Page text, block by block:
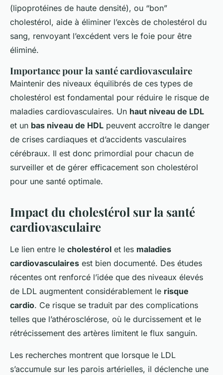
(lipoprotéines de haute densité), ou “bon”
cholestérol, aide à éliminer l’excès de cholestérol du
sang, renvoyant l’excédent vers le foie pour être
éliminé.
Importance pour la santé cardiovasculaire
Maintenir des niveaux équilibrés de ces types de
cholestérol est fondamental pour réduire le risque de
maladies cardiovasculaires. Un haut niveau de LDL
et un bas niveau de HDL peuvent accroître le danger
de crises cardiaques et d’accidents vasculaires
cérébraux. Il est donc primordial pour chacun de
surveiller et de gérer efficacement son cholestérol
pour une santé optimale.
Impact du cholestérol sur la santé
cardiovasculaire
Le lien entre le cholestérol et les maladies
cardiovasculaires est bien documenté. Des études
récentes ont renforcé l’idée que des niveaux élevés
de LDL augmentent considérablement le risque
cardio. Ce risque se traduit par des complications
telles que l’athérosclérose, où le durcissement et le
rétrécissement des artères limitent le flux sanguin.
Les recherches montrent que lorsque le LDL
s’accumule sur les parois artérielles, il déclenche une